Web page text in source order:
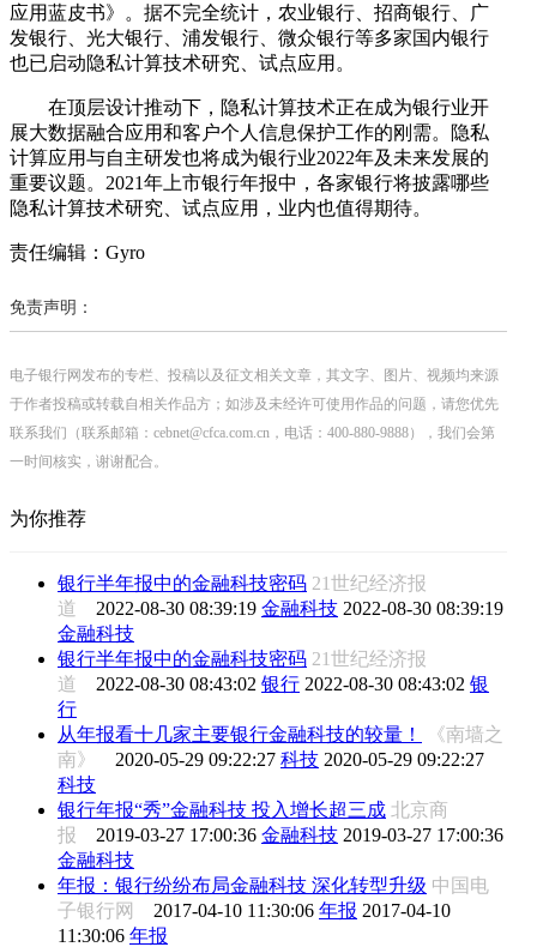
应用蓝皮书》。据不完全统计，农业银行、招商银行、广
发银行、光大银行、浦发银行、微众银行等多家国内银行
也已启动隐私计算技术研究、试点应用。
在顶层设计推动下，隐私计算技术正在成为银行业开
展大数据融合应用和客户个人信息保护工作的刚需。隐私
计算应用与自主研发也将成为银行业2022年及未来发展的
重要议题。2021年上市银行年报中，各家银行将披露哪些
隐私计算技术研究、试点应用，业内也值得期待。
责任编辑：Gyro
免责声明：
电子银行网发布的专栏、投稿以及征文相关文章，其文字、图片、视频均来源
于作者投稿或转载自相关作品方；如涉及未经许可使用作品的问题，请您优先
联系我们（联系邮箱：cebnet@cfca.com.cn，电话：400-880-9888），我们会第
一时间核实，谢谢配合。
为你推荐
银行半年报中的金融科技密码 21世纪经济报
道 2022-08-30 08:39:19 金融科技 2022-08-30 08:39:19
金融科技
银行半年报中的金融科技密码 21世纪经济报
道 2022-08-30 08:43:02 银行 2022-08-30 08:43:02 银
行
从年报看十几家主要银行金融科技的较量！
《南墙之
南》 2020-05-29 09:22:27 科技 2020-05-29 09:22:27
科技
银行年报“秀”金融科技 投入增长超三成 北京商
报 2019-03-27 17:00:36 金融科技 2019-03-27 17:00:36
金融科技
年报：银行纷纷布局金融科技 深化转型升级 中国电
子银行网 2017-04-10 11:30:06 年报 2017-04-10
11:30:06 年报